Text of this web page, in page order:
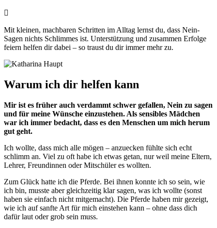

Mit kleinen, machbaren Schritten im Alltag lernst du, dass Nein-
Sagen nichts Schlimmes ist. Unterstützung und zusammen Erfolge
feiern helfen dir dabei – so traust du dir immer mehr zu.
Warum ich dir helfen kann
Mir ist es früher auch verdammt schwer gefallen, Nein zu sagen
und für meine Wünsche einzustehen. Als sensibles Mädchen
war ich immer bedacht, dass es den Menschen um mich herum
gut geht.
Ich wollte, dass mich alle mögen – anzuecken fühlte sich echt
schlimm an. Viel zu oft habe ich etwas getan, nur weil meine Eltern,
Lehrer, Freundinnen oder Mitschüler es wollten.
Zum Glück hatte ich die Pferde. Bei ihnen konnte ich so sein, wie
ich bin, musste aber gleichzeitig klar sagen, was ich wollte (sonst
haben sie einfach nicht mitgemacht). Die Pferde haben mir gezeigt,
wie ich auf sanfte Art für mich einstehen kann – ohne dass dich
dafür laut oder grob sein muss.